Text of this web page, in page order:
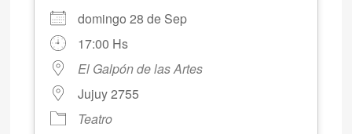
domingo 28 de Sep
17:00 Hs
El Galpón de las Artes
Jujuy 2755
Teatro